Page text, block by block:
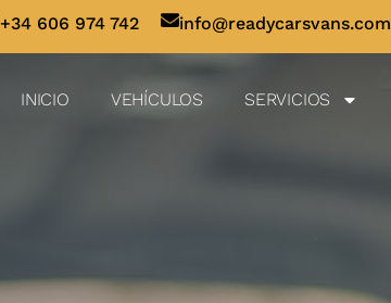
+34 606 974 742 info@readycarsvans.com
INICIO VEHÍCULOS SERVICIOS